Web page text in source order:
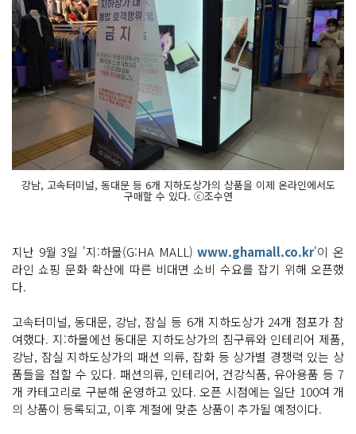
강남, 고속터미널, 동대문 등 6개 지하도상가의 상품을 이제 온라인에서도
구매할 수 있다. ⓒ조수연
지난 9월 3일 '지:하몰(G:HA MALL) www.ghamall.co.kr'이 온
라인 쇼핑 문화 확산에 따른 비대면 소비 수요를 잡기 위해 오픈했
다.
고속터미널, 동대문, 강남, 잠실 등 6개 지하도상가 24개 점포가 참
여했다. 지:하몰에선 동대문 지하도상가의 침구류와 인테리어 제품,
강남, 잠실 지하도상가의 패션 의류, 잡화 등 상가별 경쟁력 있는 상
품들을 접할 수 있다. 패션의류, 인테리어, 건강식품, 유아용품 등 7
개 카테고리로 구분해 운영하고 있다. 오픈 시점에는 일단 100여 개
의 상품이 등록되고, 이후 계절에 맞춘 상품이 추가될 예정이다.